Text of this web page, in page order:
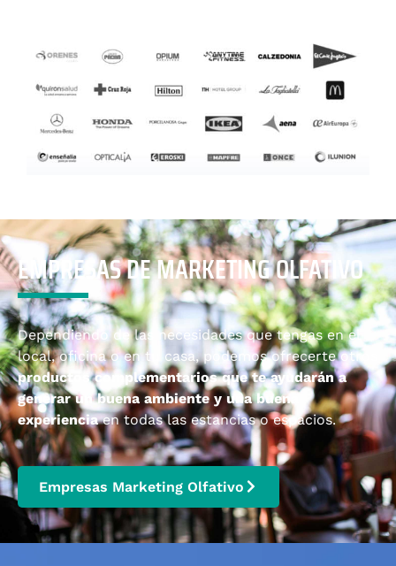
EMPRESAS DE MARKETING OLFATIVO
Dependiendo de las necesidades que tengas en el
local, oficina o en tu casa, podemos ofrecerte otros
productos complementarios que te ayudarán a
generar un buena ambiente y una buena
experienciaen todas las estancias o espacios.
Empresas Marketing Olfativo